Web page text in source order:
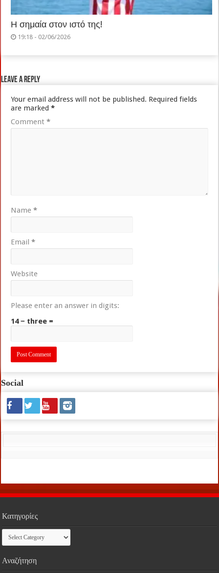
Η σημαία στον ιστό της!
19:18 - 02/06/2026
Leave a Reply
Your email address will not be published. Required fields
are marked*
Comment*
Name*
Email*
Website
Please enter an answer in digits:
14 − three =
Social
Κατηγορίες
Κατηγορίες
Αναζήτηση